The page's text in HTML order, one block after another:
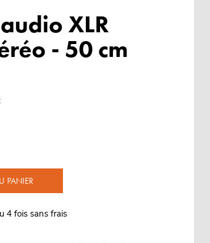
XLR
- 50 cm
PANIER
4 fois sans frais